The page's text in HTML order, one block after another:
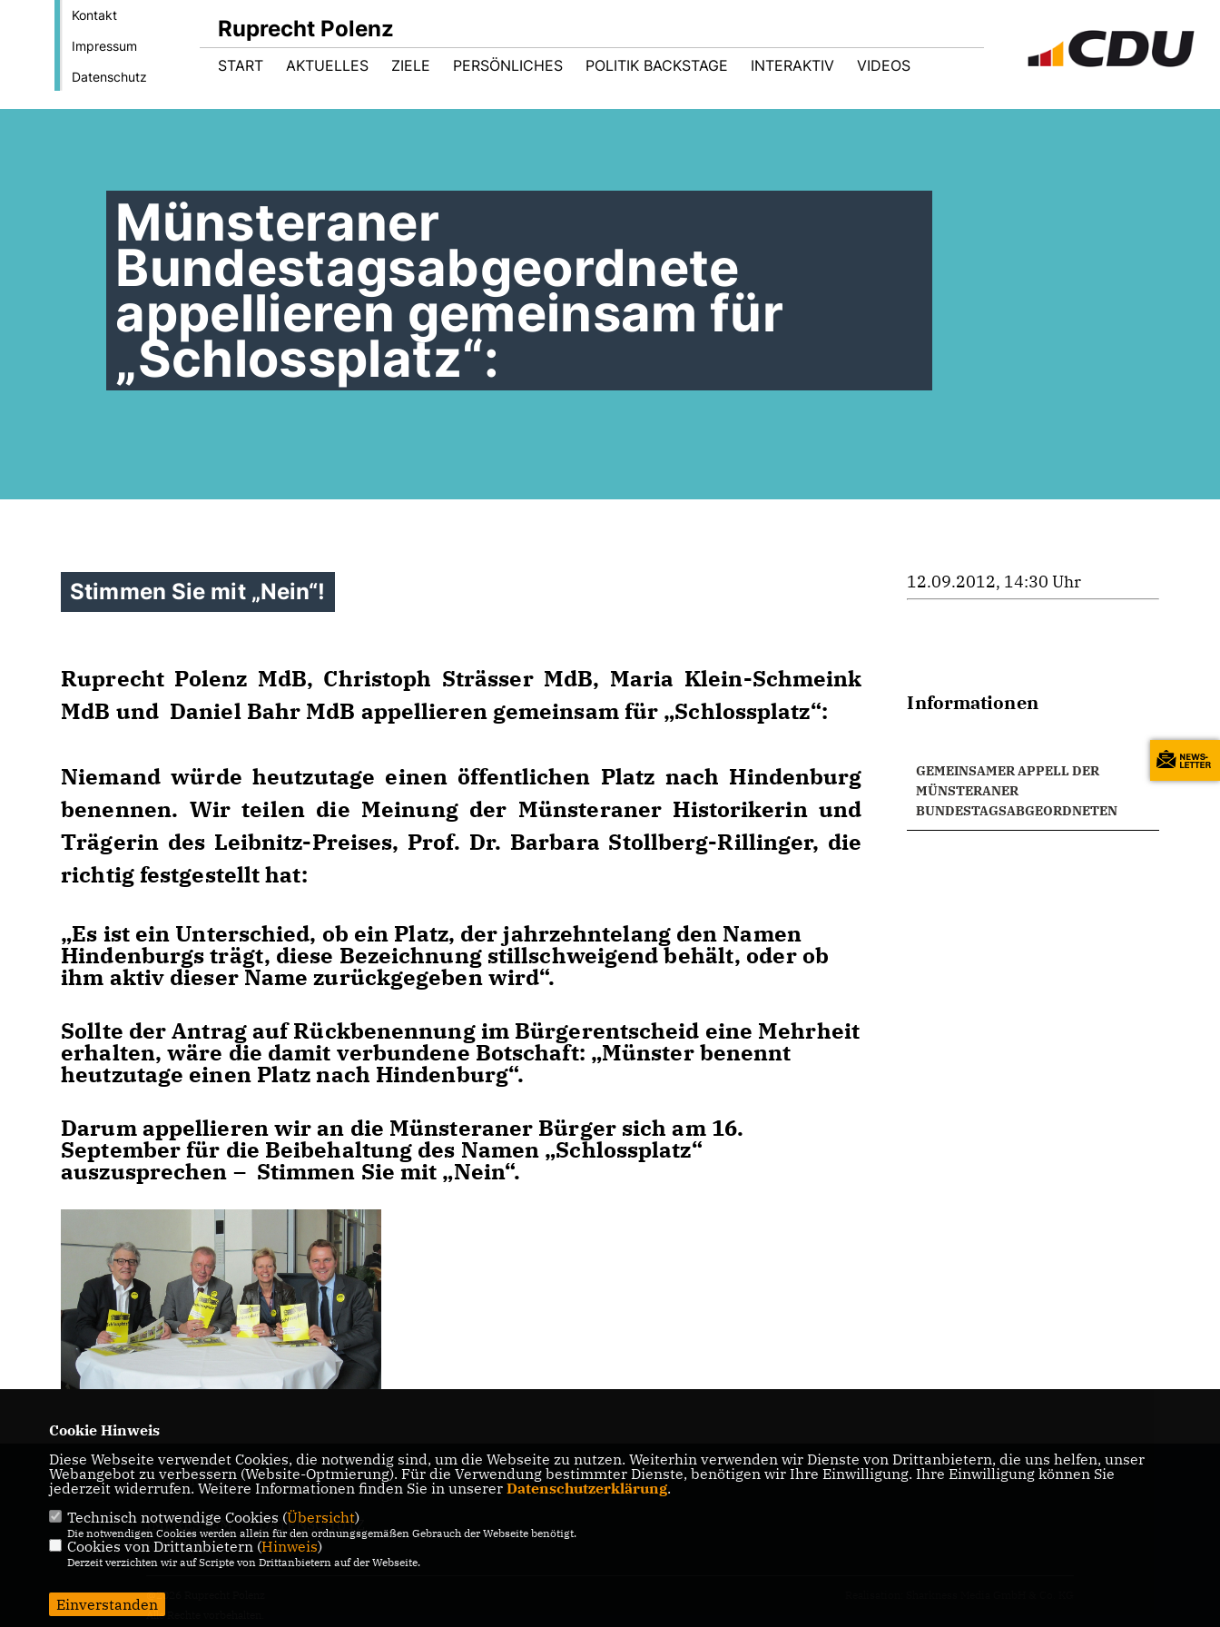
Kontakt
Impressum
Datenschutz
Ruprecht Polenz
START AKTUELLES ZIELE PERSÖNLICHES POLITIK BACKSTAGE INTERAKTIV VIDEOS
Münsteraner
Bundestagsabgeordnete
appellieren gemeinsam für
Schlossplatz“:
Stimmen Sie mit „Nein“!
Ruprecht Polenz MdB, Christoph Strässer MdB, Maria Klein-Schmeink
MdB und Daniel Bahr MdB appellieren gemeinsam für „Schlossplatz“:
Niemand würde heutzutage einen öffentlichen Platz nach Hindenburg
benennen. Wir teilen die Meinung der Münsteraner Historikerin und
Trägerin des Leibnitz-Preises, Prof. Dr. Barbara Stollberg-Rillinger, die
richtig festgestellt hat:
Es ist ein Unterschied, ob ein Platz, der jahrzehntelang den Namen
Hindenburgs trägt, diese Bezeichnung stillschweigend behält, oder ob
ihm aktiv dieser Name zurückgegeben wird“.
Sollte der Antrag auf Rückbenennung im Bürgerentscheid eine Mehrheit
erhalten, wäre die damit verbundene Botschaft: „Münster benennt
heutzutage einen Platz nach Hindenburg“.
Darum appellieren wir an die Münsteraner Bürger sich am 16.
September für die Beibehaltung des Namen „Schlossplatz“
auszusprechen – Stimmen Sie mit „Nein“.
12.09.2012, 14:30 Uhr
Informationen
GEMEINSAMER APPELL DER
MÜNSTERANER
BUNDESTAGSABGEORDNETEN
Ruprecht Polenz
IMPRESSUM
DATENSCHUTZ
KONTAKT
@2026 Ruprecht Polenz
Alle Rechte vorbehalten.
Cookie Hinweis
Diese Webseite verwendet Cookies, die notwendig sind, um die Webseite zu nutzen. Weiterhin verwenden wir Dienste von Drittanbietern, die uns helfen, unser
Webangebot zu verbessern (Website-Optmierung). Für die Verwendung bestimmter Dienste, benötigen wir Ihre Einwilligung. Ihre Einwilligung können Sie
jederzeit widerrufen. Weitere Informationen finden Sie in unserer Datenschutzerklärung.
Technisch notwendige Cookies (Übersicht)
Die notwendigen Cookies werden allein für den ordnungsgemäßen Gebrauch der Webseite benötigt.
Cookies von Drittanbietern (Hinweis)
Derzeit verzichten wir auf Scripte von Drittanbietern auf der Webseite.
Einverstanden